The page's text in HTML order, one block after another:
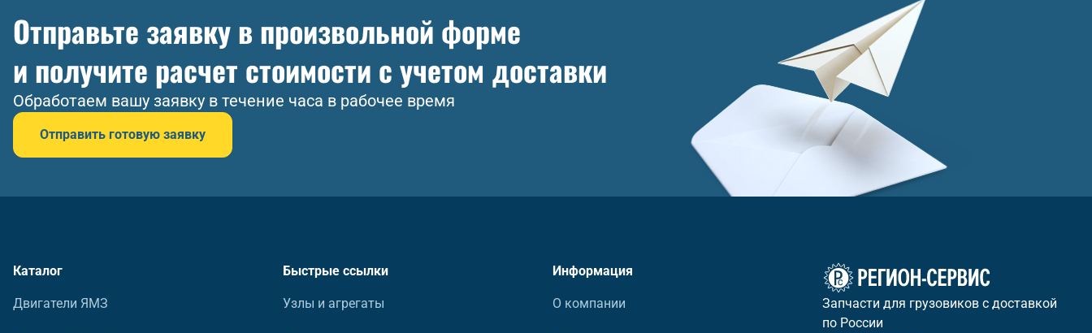
Отправьте заявку в произвольной форме
и получите расчет стоимости с учетом доставки
Обработаем вашу заявку в течение часа в рабочее время
Отправить готовую заявку
Каталог
Двигатели ЯМЗ
Быстрые ссылки
Узлы и агрегаты
Информация
О компании
Запчасти для грузовиков с доставкой
по России